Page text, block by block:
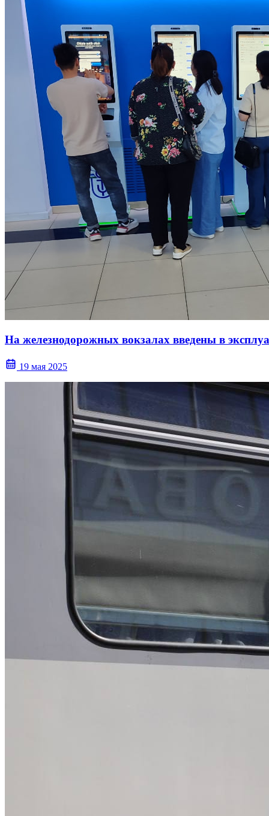
На железнодорожных вокзалах введены в
19 мая 2025